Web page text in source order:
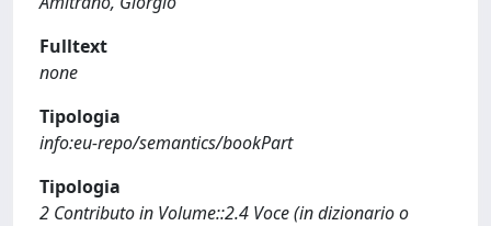
Fulltext
none
Tipologia
info:eu-repo/semantics/bookPart
Tipologia
2 Contributo in Volume::2.4 Voce (in dizionario o